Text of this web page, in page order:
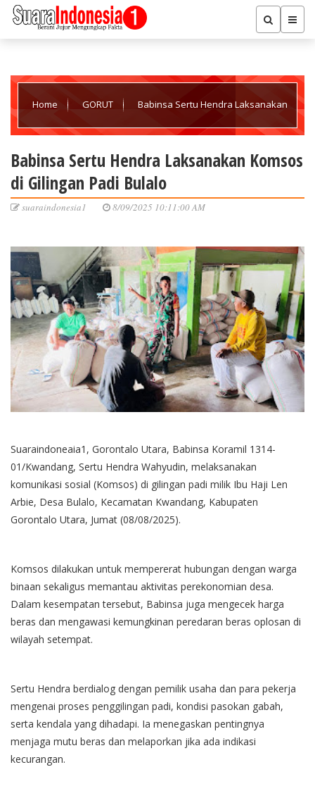
Home GORUT Babinsa Sertu Hendra Laksanakan
Babinsa Sertu Hendra Laksanakan Komsos
di Gilingan Padi Bulalo
suaraindonesia1 8/09/2025 10:11:00 AM
Suaraindoneaia1, Gorontalo Utara, Babinsa Koramil 1314-
01/Kwandang, Sertu Hendra Wahyudin, melaksanakan
komunikasi sosial (Komsos) di gilingan padi milik Ibu Haji Len
Arbie, Desa Bulalo, Kecamatan Kwandang, Kabupaten
Gorontalo Utara, Jumat (08/08/2025).
Komsos dilakukan untuk mempererat hubungan dengan warga
binaan sekaligus memantau aktivitas perekonomian desa.
Dalam kesempatan tersebut, Babinsa juga mengecek harga
beras dan mengawasi kemungkinan peredaran beras oplosan di
wilayah setempat.
Sertu Hendra berdialog dengan pemilik usaha dan para pekerja
mengenai proses penggilingan padi, kondisi pasokan gabah,
serta kendala yang dihadapi. Ia menegaskan pentingnya
menjaga mutu beras dan melaporkan jika ada indikasi
kecurangan.